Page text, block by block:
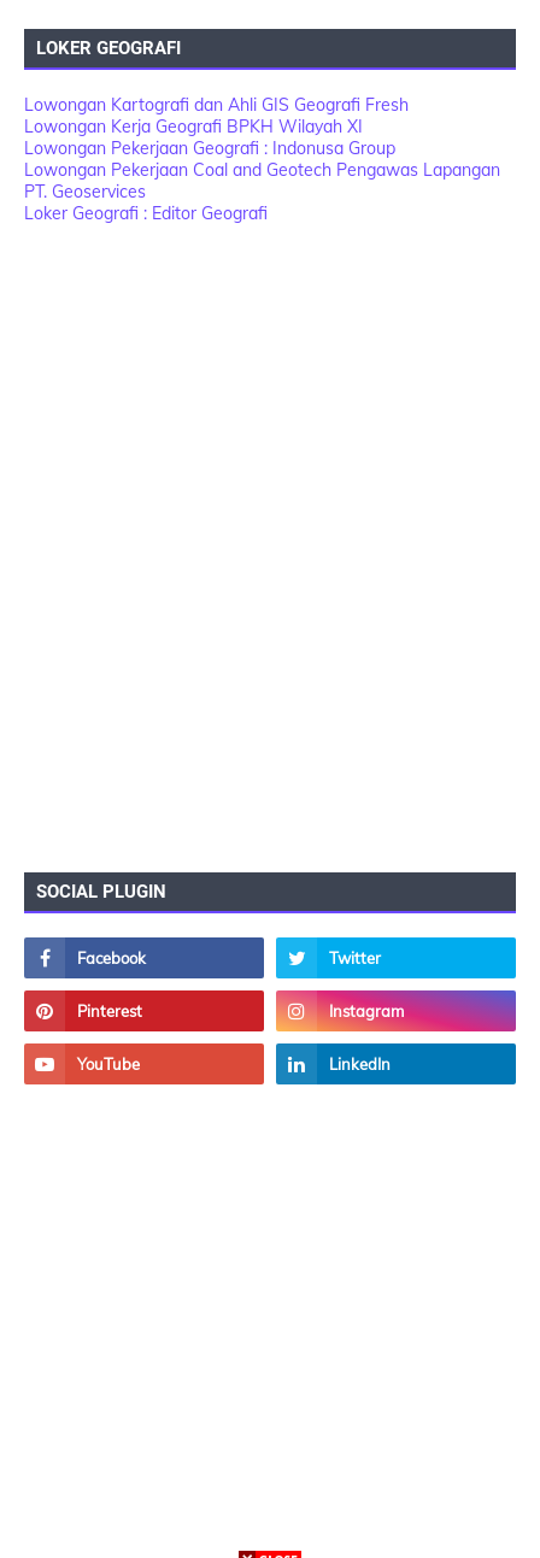
LOKER GEOGRAFI
Lowongan Kartografi dan Ahli GIS Geografi Fresh
Lowongan Kerja Geografi BPKH Wilayah XI
Lowongan Pekerjaan Geografi : Indonusa Group
Lowongan Pekerjaan Coal and Geotech Pengawas Lapangan
PT. Geoservices
Loker Geografi : Editor Geografi
SOCIAL PLUGIN